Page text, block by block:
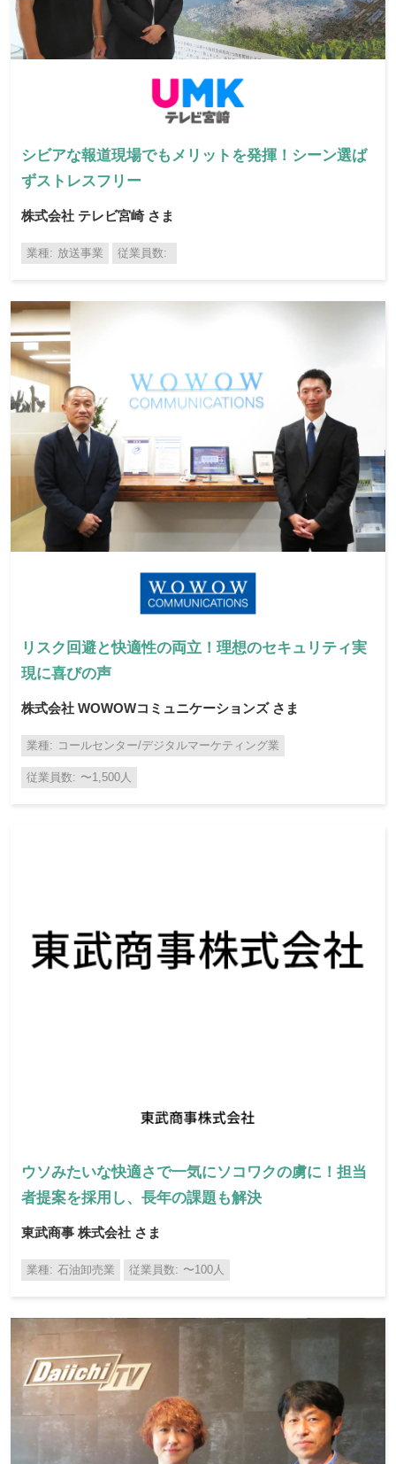
シビアな報道現場でもメリットを発揮！シーン選ば
ずストレスフリー
株式会社 テレビ宮崎 さま
業種 放送事業 従業員数
リスク回避と快適性の両立！理想のセキュリティ実
現に喜びの声
株式会社 WOWOWコミュニケーションズ さま
業種 コールセンター/デジタルマーケティング業
従業員数 〜1,500人
ウソみたいな快適さで一気にソコワクの虜に！担当
者提案を採用し、長年の課題も解決
東武商事 株式会社 さま
業種 石油卸売業 従業員数 〜100人